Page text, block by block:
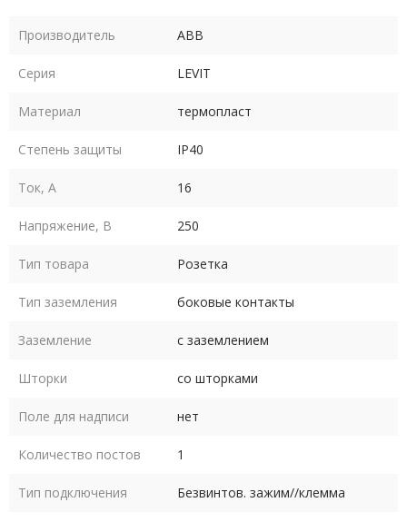
Производитель ABB
Серия LEVIT
Материал термопласт
Степень защиты IP40
Ток, А 16
Напряжение, В 250
Тип товара Розетка
Тип заземления боковые контакты
Заземление с заземлением
Шторки со шторками
Поле для надписи нет
Количество постов 1
Тип подключения Безвинтов. зажим//клемма